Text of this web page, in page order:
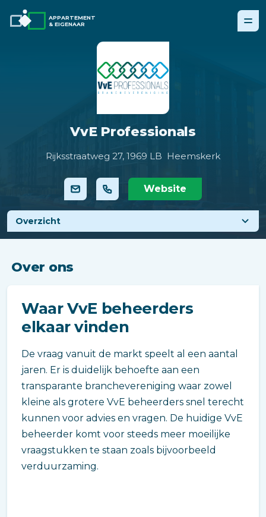
APPARTEMENT
& EIGENAAR
VvE Professionals
Rijksstraatweg 27, 1969 LB Heemskerk
Website
Overzicht
Over ons
Waar VvE beheerders
elkaar vinden
De vraag vanuit de markt speelt al een aantal
jaren. Er is duidelijk behoefte aan een
transparante branchevereniging waar zowel
kleine als grotere VvE beheerders snel terecht
kunnen voor advies en vragen. De huidige VvE
beheerder komt voor steeds meer moeilijke
vraagstukken te staan zoals bijvoorbeeld
verduurzaming.